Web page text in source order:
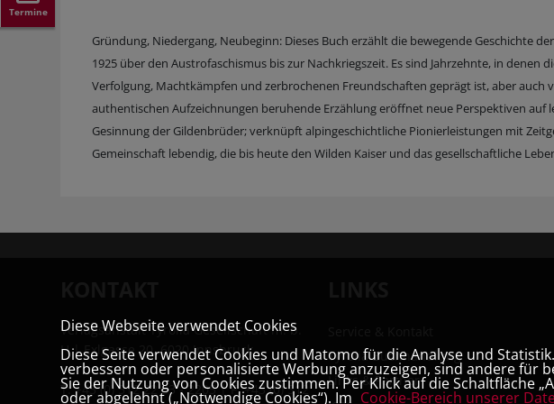
Termine
Gründung, Niedergang, Neubeginn: Dieses Buch erzählt die bewegende Geschichte
1925 über den Austrofaschismus bis zur Nachkriegszeit. Es sind Jahrzehnte, in denen
Verfolgung, Machtkämpfen und zerbrochenen Freundschaften geprägt ist, aber auch
authentischen Aufzeichnungen beruhende Erzählung eröffnet neue Perspektiven auf
Gesinnung der Gildenbrüder; verknüpft alpingeschichtliche Pionierleistungen mit
Gemeinschaft lebendig, die bis heute den Wilden Kaiser und das gesellschaftliche
Verlagsanstalt Tyrolia Gesellschaft m. b.
H | Exlgasse 20, 6020 Innsbruck
T:+43 (0) 512 22 33 - 2205| F: +43 (0) 512
Tyrolia Buchhandlung
Links & Partner
Diese Webseite verwendet Cookies
Diese Seite verwendet Cookies und Matomo für die Analyse und
verbessern oder personalisierte Werbung anzuzeigen, sind andere für
Sie der Nutzung von Cookies zustimmen. Per Klick auf die Schaltfläche
oder abgelehnt („Notwendige Cookies“). Im Cookie-Bereich unserer